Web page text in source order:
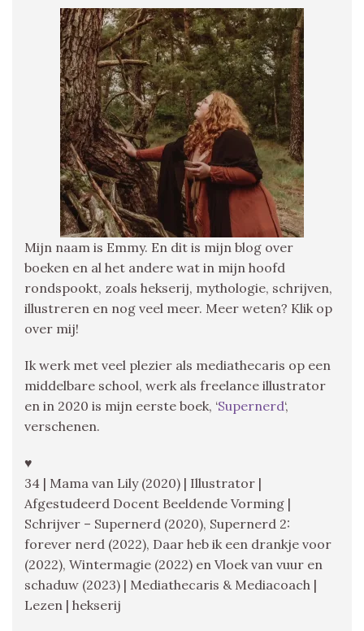
Mijn naam is Emmy. En dit is mijn blog over
boeken en al het andere wat in mijn hoofd
rondspookt, zoals hekserij, mythologie, schrijven,
illustreren en nog veel meer. Meer weten? Klik op
over mij!
Ik werk met veel plezier als mediathecaris op een
middelbare school, werk als freelance illustrator
en in 2020 is mijn eerste boek, ‘Supernerd‘,
verschenen.
♥
34 | Mama van Lily (2020) | Illustrator |
Afgestudeerd Docent Beeldende Vorming |
Schrijver – Supernerd (2020), Supernerd 2:
forever nerd (2022), Daar heb ik een drankje voor
(2022), Wintermagie (2022) en Vloek van vuur en
schaduw (2023) | Mediathecaris & Mediacoach |
Lezen | hekserij